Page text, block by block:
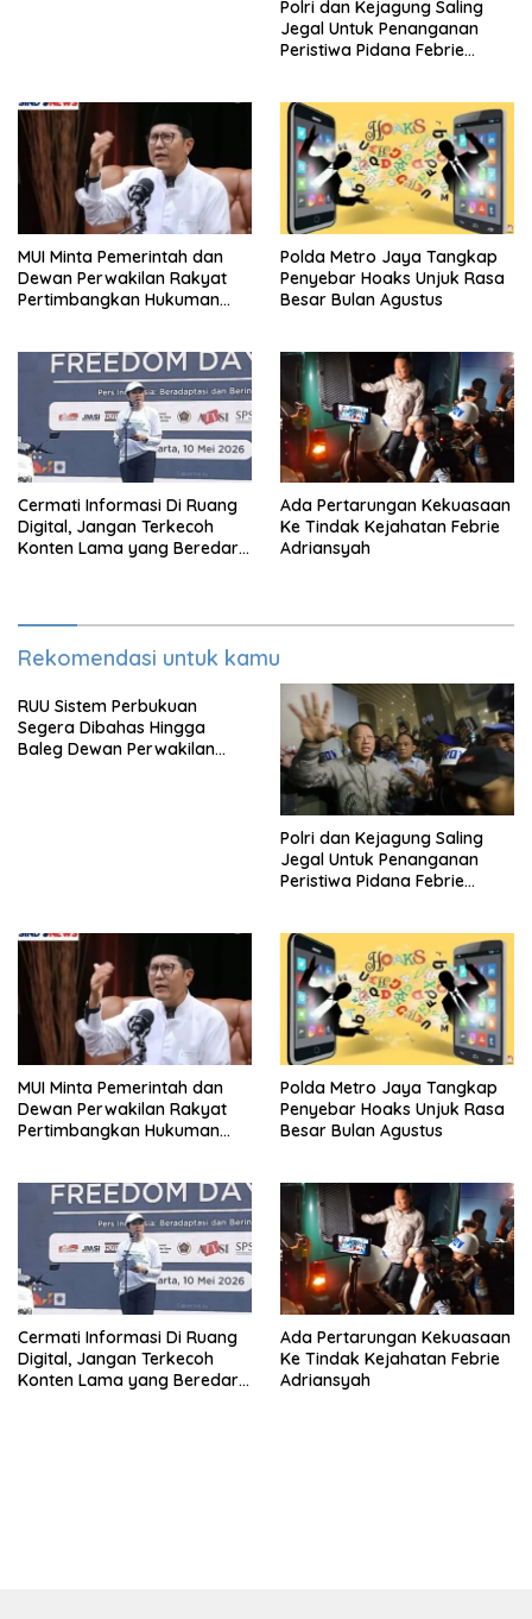
Polri dan Kejagung Saling
Jegal Untuk Penanganan
Peristiwa Pidana Febrie
MUI Minta Pemerintah dan
Dewan Perwakilan Rakyat
Pertimbangkan Hukuman
Polda Metro Jaya Tangkap
Penyebar Hoaks Unjuk Rasa
Besar Bulan Agustus
Cermati Informasi Di Ruang
Digital, Jangan Terkecoh
Konten Lama yang Beredar
Ada Pertarungan Kekuasaan
Ke Tindak Kejahatan Febrie
Adriansyah
Rekomendasi untuk kamu
RUU Sistem Perbukuan
Segera Dibahas Hingga
Baleg Dewan Perwakilan
Polri dan Kejagung Saling
Jegal Untuk Penanganan
Peristiwa Pidana Febrie
MUI Minta Pemerintah dan
Dewan Perwakilan Rakyat
Pertimbangkan Hukuman
Polda Metro Jaya Tangkap
Penyebar Hoaks Unjuk Rasa
Besar Bulan Agustus
Cermati Informasi Di Ruang
Digital, Jangan Terkecoh
Konten Lama yang Beredar
Ada Pertarungan Kekuasaan
Ke Tindak Kejahatan Febrie
Adriansyah